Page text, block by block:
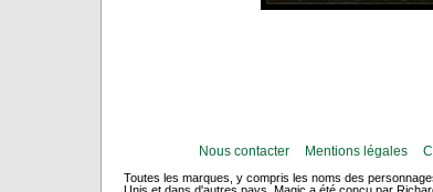
Nous contacter Mentions légales
Toutes les marques, y compris les noms des